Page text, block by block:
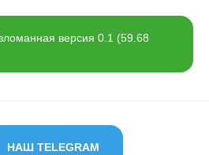
версия 0.1 (59.68
НАШ TELEGRAM